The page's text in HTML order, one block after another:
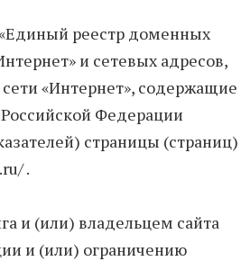
реестр доменных
и сетевых адресов,
«Интернет», содержащие
Федерации
страницы (страниц)
.
и (или) владельцем сайта
и (или) ограничению